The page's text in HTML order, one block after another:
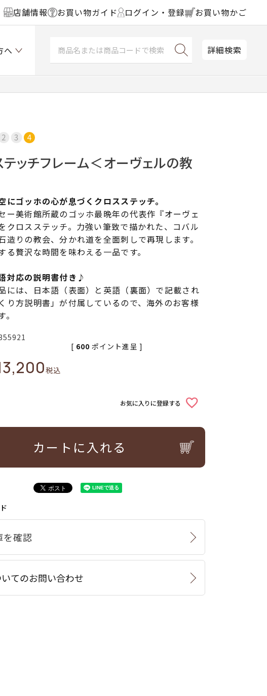
店舗情報 お買い物ガイド ログイン・登録 お買い物かご
へ 詳細検索
テッチフレーム＜オーヴェルの教
にゴッホの心が息づくクロスステッチ。
ー美術館所蔵のゴッホ最晩年の代表作『オーヴェ
クロスステッチ。力強い筆致で描かれた、コバル
造りの教会、分かれ道を全面刺しで再現します。
る贅沢な時間を味わえる一品です。
対応の説明書付き♪
には、日本語（表面）と英語（裏面）で記載され
り方説明書」が付属しているので、海外のお客様
税込
[ 600 ポイント進呈 ]
お気に入りに登録する
カートに入れる
てのお問い合わせ